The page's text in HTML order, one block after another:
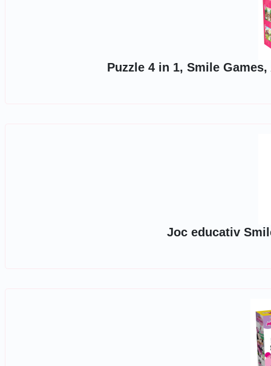
Puzzle 4 in 1, Smile
Joc educativ